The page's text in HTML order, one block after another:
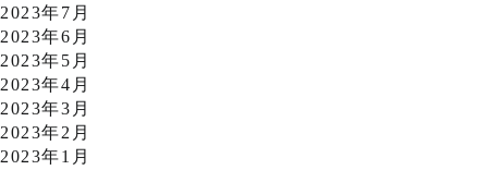
2023年7月
2023年6月
2023年5月
2023年4月
2023年3月
2023年2月
2023年1月